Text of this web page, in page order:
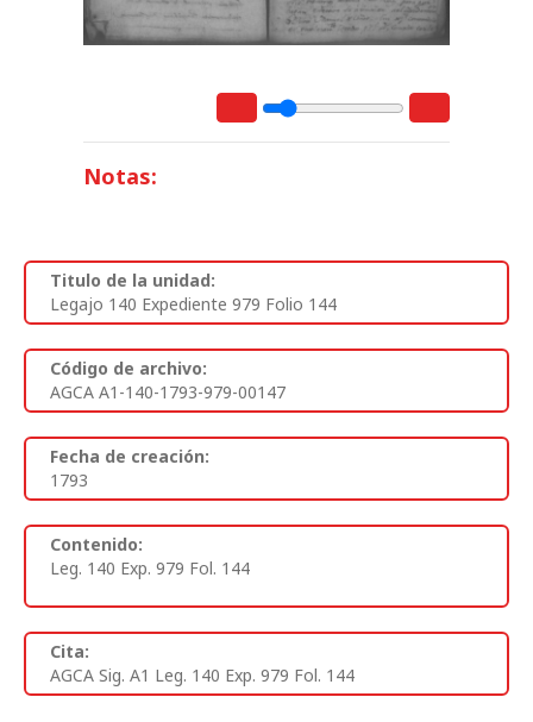
Notas:
Titulo de la unidad:
Legajo 140 Expediente 979 Folio 144
Código de archivo:
AGCA A1-140-1793-979-00147
Fecha de creación:
1793
Contenido:
Leg. 140 Exp. 979 Fol. 144
Cita:
AGCA Sig. A1 Leg. 140 Exp. 979 Fol. 144